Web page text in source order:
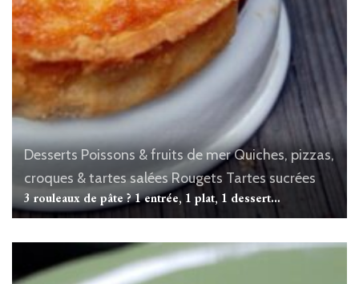
DessertsPoissons & fruits de merQuiches, pizzas,
croques & tartes salées Rougets Tartes sucrées
3 rouleaux de pâte ? 1 entrée, 1 plat, 1 dessert…